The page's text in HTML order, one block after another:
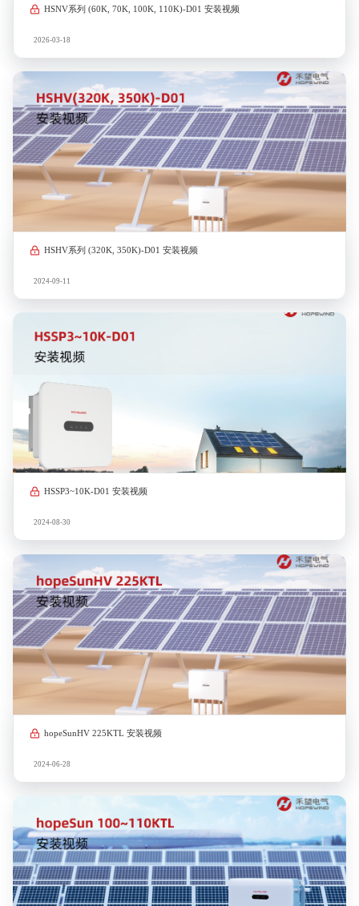
HSNV系列 (60K, 70K, 100K, 110K)-D01 安装视频
2026-03-18
HSHV系列 (320K, 350K)-D01 安装视频
2024-09-11
HSSP3~10K-D01 安装视频
2024-08-30
hopeSunHV 225KTL 安装视频
2024-06-28